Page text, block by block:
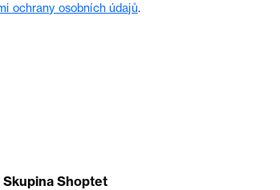
ochrany osobních údajů.
Skupina Shoptet